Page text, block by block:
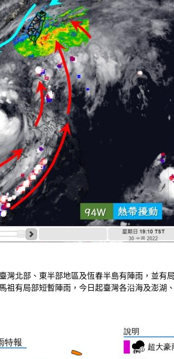
北部、東半部地區及恆春半島有陣雨，並有
有局部短暫陣雨，今日起臺灣各沿海及澎湖